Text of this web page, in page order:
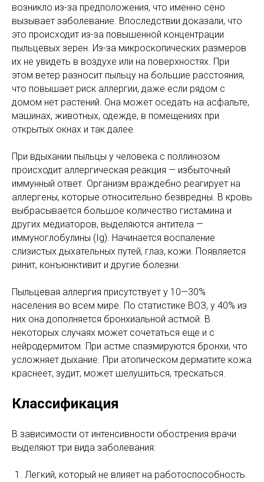
возникло из-за предположения, что именно сено
вызывает заболевание. Впоследствии доказали, что
это происходит из-за повышенной концентрации
пыльцевых зерен. Из-за микроскопических размеров
их не увидеть в воздухе или на поверхностях. При
этом ветер разносит пыльцу на большие расстояния,
что повышает риск аллергии, даже если рядом с
домом нет растений. Она может оседать на асфальте,
машинах, животных, одежде, в помещениях при
открытых окнах и так далее.
При вдыхании пыльцы у человека с поллинозом
происходит аллергическая реакция — избыточный
иммунный ответ. Организм враждебно реагирует на
аллергены, которые относительно безвредны. В кровь
выбрасывается большое количество гистамина и
других медиаторов, выделяются антитела —
иммуноглобулины (Ig). Начинается воспаление
слизистых дыхательных путей, глаз, кожи. Появляется
ринит, конъюнктивит и другие болезни.
Пыльцевая аллергия присутствует у 10—30%
населения во всем мире. По статистике ВОЗ, у 40% из
них она дополняется бронхиальной астмой. В
некоторых случаях может сочетаться еще и с
нейродермитом. При астме спазмируются бронхи, что
усложняет дыхание. При атопическом дерматите кожа
краснеет, зудит, может шелушиться, трескаться.
Классификация
В зависимости от интенсивности обострения врачи
выделяют три вида заболевания:
Легкий, который не влияет на работоспособность.